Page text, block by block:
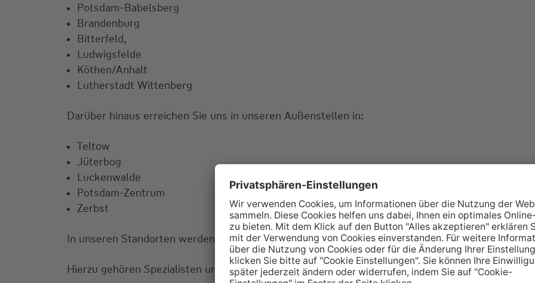
Potsdam-Babelsberg
Brandenburg
Bitterfeld,
Ludwigsfelde
Köthen/Anhalt
Lutherstadt Wittenberg
Darüber hinaus erreichen Sie uns in unseren Außenstellen in:
Teltow
Jüterbog
Luckenwalde
Potsdam-Zentrum
Zerbst
In unseren Standorten werden Sie von 33 Kolleginnen und Kollegen betreut.
Hierzu gehören Spezialisten und Spezialistinnen in den Bereichen: